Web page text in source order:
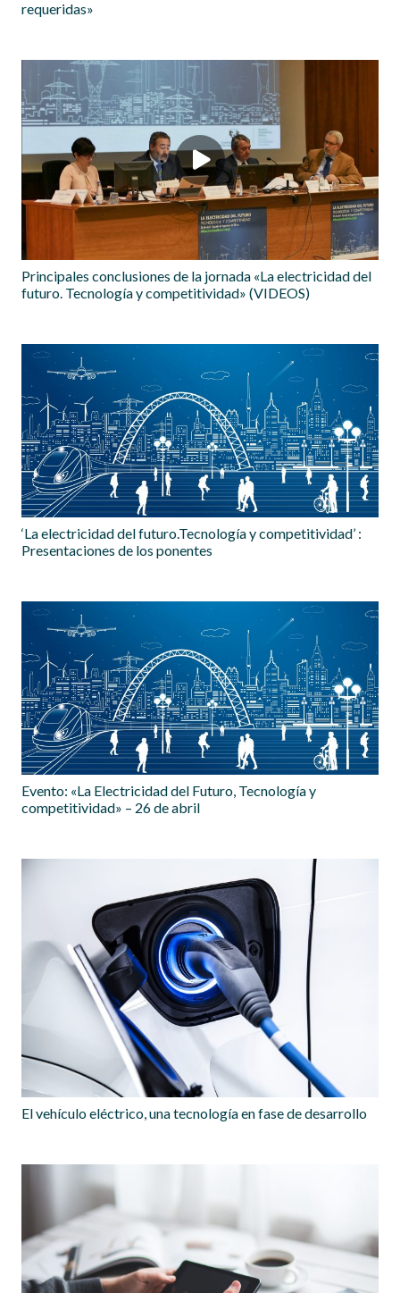
requeridas»
Principales conclusiones de la jornada «La electricidad del
futuro. Tecnología y competitividad» (VIDEOS)
‘La electricidad del futuro.Tecnología y competitividad’ :
Presentaciones de los ponentes
Evento: «La Electricidad del Futuro, Tecnología y
competitividad» – 26 de abril
El vehículo eléctrico, una tecnología en fase de desarrollo